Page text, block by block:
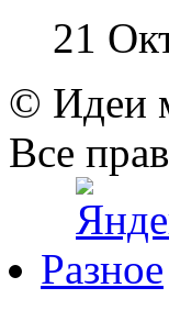
21
© Идеи
Все
Разное